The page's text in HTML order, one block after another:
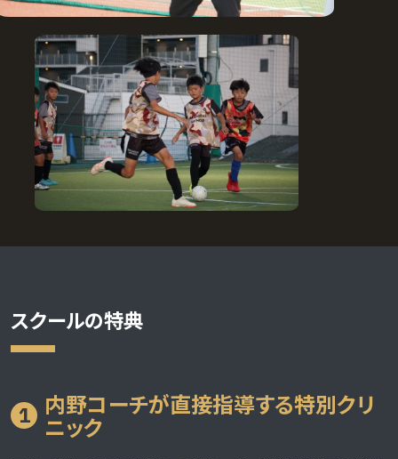
スクールの特典
1 内野コーチが直接指導する特別クリ
ニック